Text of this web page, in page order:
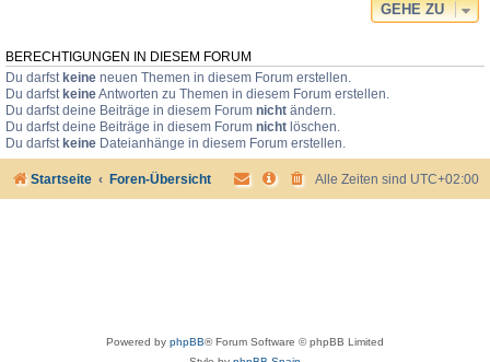
GEHE ZU
BERECHTIGUNGEN IN DIESEM FORUM
Du darfst keine neuen Themen in diesem Forum erstellen.
Du darfst keineAntworten zu Themen in diesem Forum erstellen.
Du darfst deine Beiträge in diesem Forum nicht ändern.
Du darfst deine Beiträge in diesem Forum nicht löschen.
Du darfst keine Dateianhänge in diesem Forum erstellen.
Startseite Foren-Übersicht Alle Zeiten sind UTC+02:00
Powered by phpBB® Forum Software © phpBB Limited